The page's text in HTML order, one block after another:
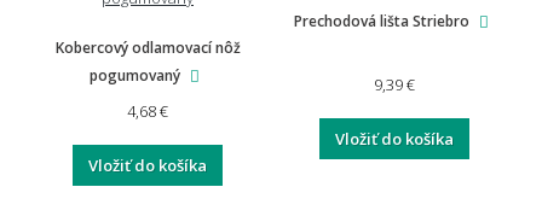
Kobercový odlamovací nôž
pogumovaný
4,68 €
Vložiť do košíka
Prechodová lišta Striebro
9,39 €
Vložiť do košíka